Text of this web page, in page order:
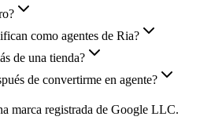
como agentes de Ria?
de una tienda?
de convertirme en agente?
marca registrada de Google LLC.